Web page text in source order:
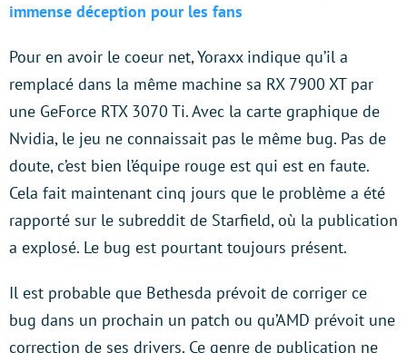
immense déception pour les fans
Pour en avoir le coeur net, Yoraxx indique qu’il a
remplacé dans la même machine sa RX 7900 XT par
une GeForce RTX 3070 Ti. Avec la carte graphique de
Nvidia, le jeu ne connaissait pas le même bug. Pas de
doute, c’est bien l’équipe rouge est qui est en faute.
Cela fait maintenant cinq jours que le problème a été
rapporté sur le subreddit de Starfield, où la publication
a explosé. Le bug est pourtant toujours présent.
Il est probable que Bethesda prévoit de corriger ce
bug dans un prochain un patch ou qu’AMD prévoit une
correction de ses drivers. Ce genre de publication ne